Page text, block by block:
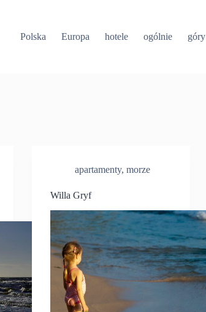
Polska Europa hotele ogólnie góry
apartamenty,morze
Willa Gryf